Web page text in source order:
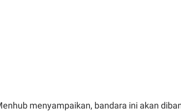
menyampaikan, bandara ini akan